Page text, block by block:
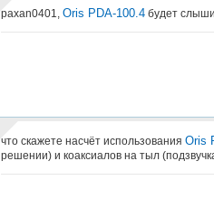
paxan0401, Oris PDA-100.4будет
что скажете насчёт использования Oris
решении) и коаксиалов на тыл